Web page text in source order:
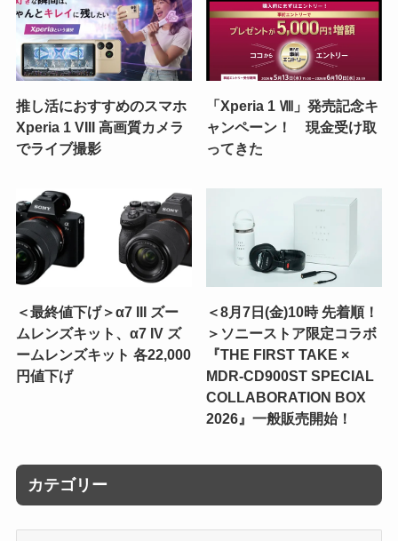
推し活におすすめのスマホ
Xperia 1 VIII 高画質カメラ
でライブ撮影
「Xperia 1 Ⅷ」発売記念キ
ャンペーン！ 現金受け取
ってきた
＜最終値下げ＞α7 III ズー
ムレンズキット、α7 IV ズ
ームレンズキット 各22,000
円値下げ
＜8月7日(金)10時 先着順！
＞ソニーストア限定コラボ
『THE FIRST TAKE ×
MDR-CD900ST SPECIAL
COLLABORATION BOX
2026』一般販売開始！
カテゴリー